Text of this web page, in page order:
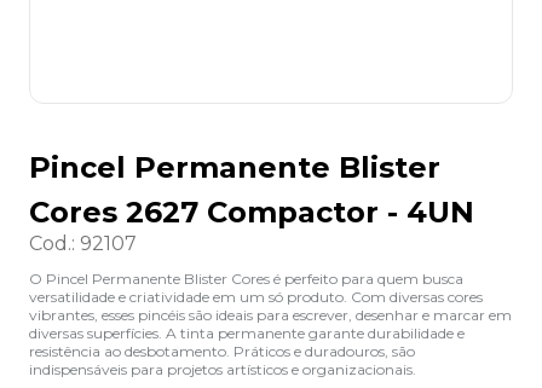
Pincel Permanente Blister
Cores 2627 Compactor - 4UN
Cod.: 92107
O Pincel Permanente Blister Cores é perfeito para quem busca
versatilidade e criatividade em um só produto. Com diversas cores
vibrantes, esses pincéis são ideais para escrever, desenhar e marcar em
diversas superfícies. A tinta permanente garante durabilidade e
resistência ao desbotamento. Práticos e duradouros, são
indispensáveis para projetos artísticos e organizacionais.